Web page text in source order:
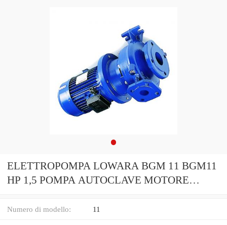
ELETTROPOMPA LOWARA BGM 11 BGM11
HP 1,5 POMPA AUTOCLAVE MOTORE
Numero di modello: 11